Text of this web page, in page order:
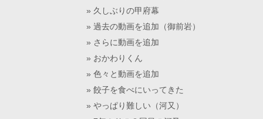
久しぶりの甲府幕
過去の動画を追加（御前岩）
さらに動画を追加
おかわりくん
色々と動画を追加
餃子を食べにいってきた
やっぱり難しい（河又）